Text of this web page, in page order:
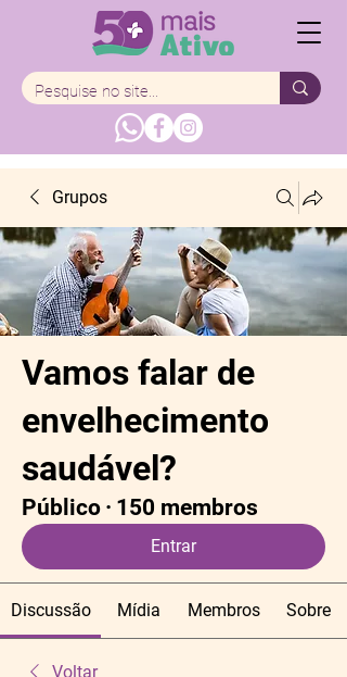
Grupos
Vamos falar de
envelhecimento
saudável?
Público · 150 membros
Entrar
Discussão Mídia Membros Sobre
Voltar